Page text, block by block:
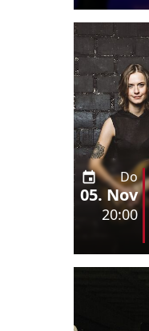
Do
05. Nov
20:00